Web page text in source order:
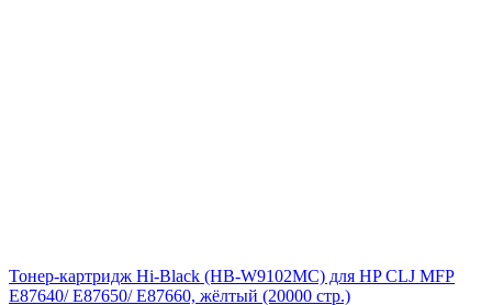
Тонер-картридж Hi-Black (HB-W9102MC) для HP CLJ MFP
E87640/ E87650/ E87660, жёлтый (20000 стр.)